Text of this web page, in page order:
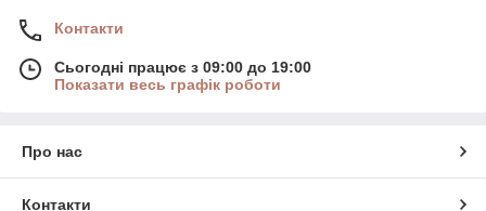
Контакти
Сьогодні працює з 09:00 до 19:00
Показати весь графік роботи
Про нас
Контакти